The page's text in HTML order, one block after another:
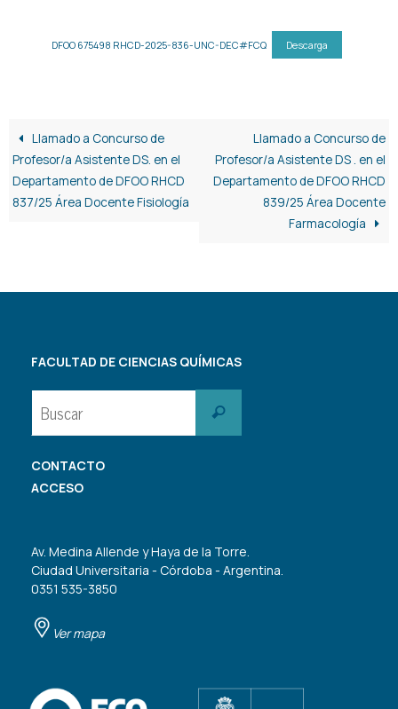
DFOO 675498 RHCD-2025-836-UNC-DEC#FCQ Descarga
Llamado a Concurso de
Profesor/a Asistente DS. en el
Departamento de DFOO RHCD
837/25 Área Docente Fisiología
Llamado a Concurso de
Profesor/a Asistente DS . en el
Departamento de DFOO RHCD
839/25 Área Docente
Farmacología
FACULTAD DE CIENCIAS QUÍMICAS
Buscar
CONTACTO
ACCESO
Av. Medina Allende y Haya de la Torre.
Ciudad Universitaria - Córdoba - Argentina.
0351 535-3850
Ver mapa